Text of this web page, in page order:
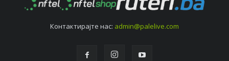
Контактирајтe нас: admin@palelive.com